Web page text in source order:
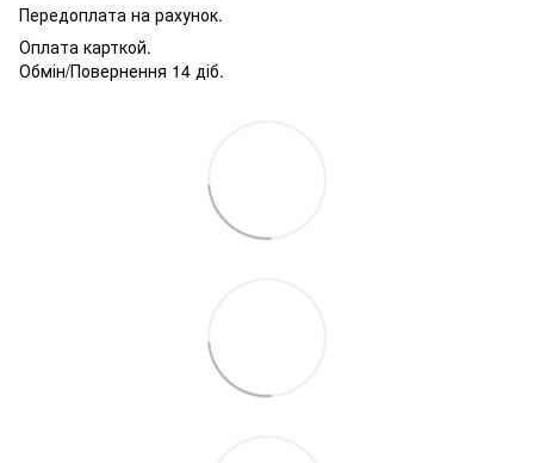
Передоплата на рахунок.
Оплата карткой.
Обмін/Повернення 14 діб.